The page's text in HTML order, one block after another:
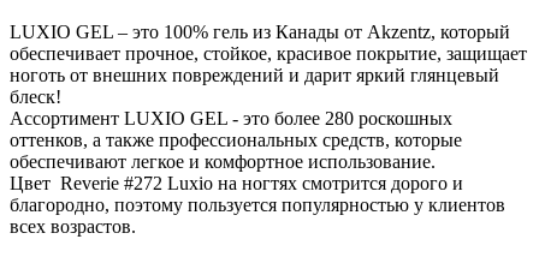
LUXIO GEL – это 100% гель из Канады от Akzentz, который
обеспечивает прочное, стойкое, красивое покрытие, защищает
ноготь от внешних повреждений и дарит яркий глянцевый
блеск!
Ассортимент LUXIO GEL - это более 280 роскошных
оттенков, а также профессиональных средств, которые
обеспечивают легкое и комфортное использование.
Цвет Reverie #272 Luxio на ногтях смотрится дорого и
благородно, поэтому пользуется популярностью у клиентов
всех возрастов.